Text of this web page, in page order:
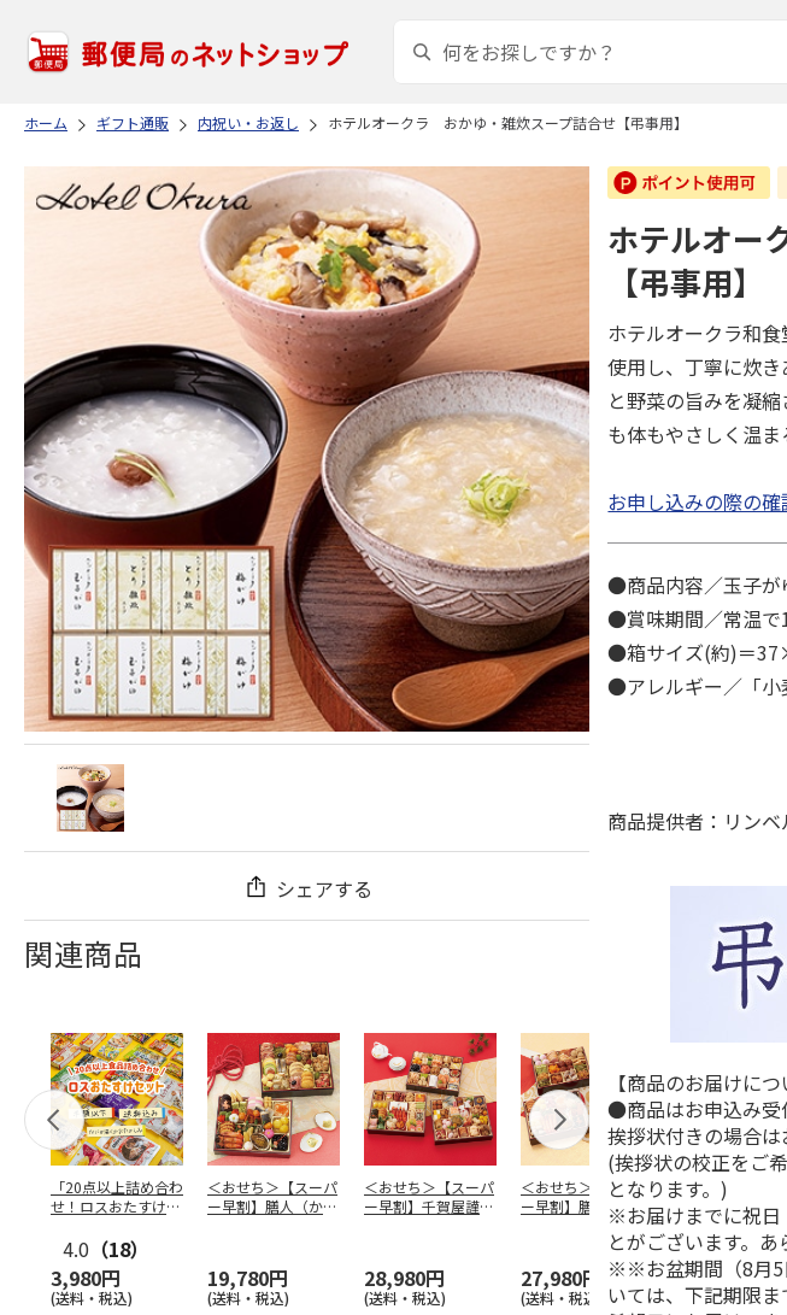
ホーム ギフト通販 内祝い・お返し ホテルオークラ おかゆ・雑炊スープ詰合せ【弔事用】
シェアする
関連商品
「20点以上詰め合わ
せ！ロスおたすけセ
4.0 （18）
3,980円
(送料・税込)
＜おせち＞【スーパ
ー早割】膳人（かし
19,780円
(送料・税込)
＜おせち＞【スーパ
ー早割】千賀屋謹
28,980円
(送料・税込)
＜おせち＞【スーパ
ー早割】膳人（かし
はびと） 和洋中三
27,980円
(送料・税込)
＜おせち＞【冷
おせち早割 札
中央卸売市場
膳
15,000円
(送料・税込)
ホテルオー
【弔事用】
ホテルオークラ和
使用し、丁寧に炊
と野菜の旨みを凝
も体もやさしく温ま
お申し込みの際の
●商品内容／玉子
●賞味期間／常温で
●箱サイズ(約)＝
●アレルギー／「小
商品提供者：リン
【商品のお届けにつ
●商品はお申込み受
挨拶状付きの場合は
(挨拶状の校正をご
となります。)
※お届けまでに祝日
とがございます。あ
※※お盆期間（8月5
いては、下記期限